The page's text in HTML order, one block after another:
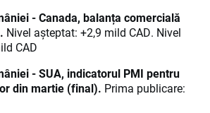
- Canada, balanța comercială
Nivel așteptat: +2,9 mild CAD. Nivel
CAD
- SUA, indicatorul PMI pentru
din martie (final). Prima publicare: